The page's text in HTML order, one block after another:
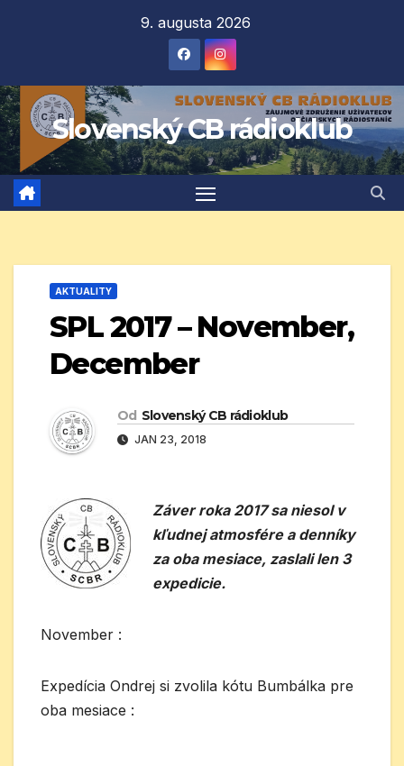
9. augusta 2026
Slovenský CB rádioklub
AKTUALITY
SPL 2017 – November,
December
Od Slovenský CB rádioklub
JAN 23, 2018
Záver roka 2017 sa niesol v
kľudnej atmosfére a denníky
za oba mesiace, zaslali len 3
expedicie.
November :
Expedícia Ondrej si zvolila kótu Bumbálka pre
oba mesiace :